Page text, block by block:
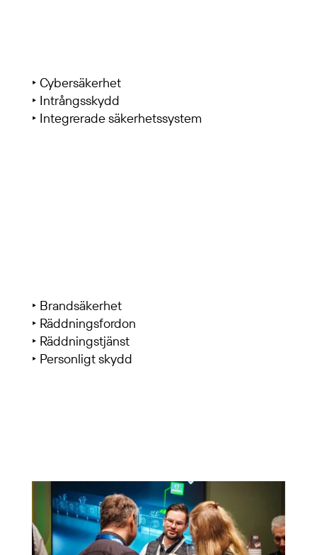
‣ Cybersäkerhet
‣ Intrångsskydd
‣ Integrerade säkerhetssystem
‣ Brandsäkerhet
‣ Räddningsfordon
‣ Räddningstjänst
‣ Personligt skydd